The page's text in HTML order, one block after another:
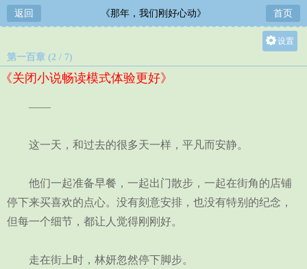
返回 《那年，我们刚好心动》 首页
设置
第一百章 (2 / 7)
《关闭小说畅读模式体验更好》
——
这一天，和过去的很多天一样，平凡而安静。
他们一起准备早餐，一起出门散步，一起在街角的店铺
停下来买喜欢的点心。没有刻意安排，也没有特别的纪念，
但每一个细节，都让人觉得刚刚好。
走在街上时，林妍忽然停下脚步。